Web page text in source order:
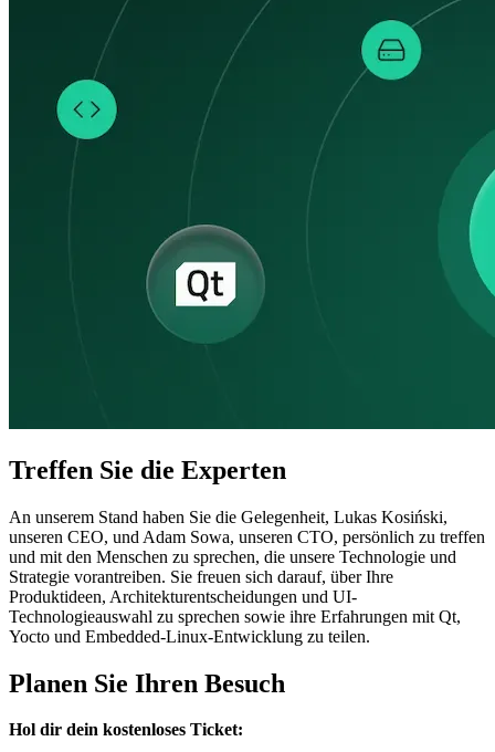
Treffen Sie die Experten
An unserem Stand haben Sie die Gelegenheit, Lukas Kosiński,
unseren CEO, und Adam Sowa, unseren CTO, persönlich zu treffen
und mit den Menschen zu sprechen, die unsere Technologie und
Strategie vorantreiben. Sie freuen sich darauf, über Ihre
Produktideen, Architekturentscheidungen und UI-
Technologieauswahl zu sprechen sowie ihre Erfahrungen mit Qt,
Yocto und Embedded-Linux-Entwicklung zu teilen.
Planen Sie Ihren Besuch
Hol dir dein kostenloses Ticket: